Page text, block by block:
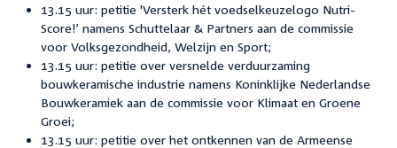
13.15 uur: petitie 'Versterk hét voedselkeuzelogo Nutri-
Score!’ namens Schuttelaar & Partners aan de commissie
voor Volksgezondheid, Welzijn en Sport;
13.15 uur: petitie over versnelde verduurzaming
bouwkeramische industrie namens Koninklijke Nederlandse
Bouwkeramiek aan de commissie voor Klimaat en Groene
Groei;
13.15 uur: petitie over het ontkennen van de Armeense